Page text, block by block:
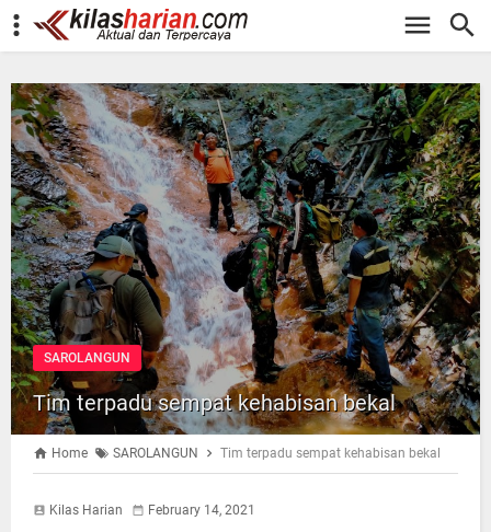
-->
SAROLANGUN
Tim terpadu sempat kehabisan bekal
Home SAROLANGUN Tim terpadu sempat kehabisan bekal
Kilas Harian February 14, 2021